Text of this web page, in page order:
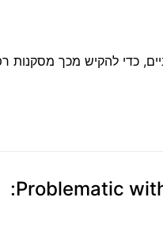
כדי להקיש מכך מסקנות
Problematic